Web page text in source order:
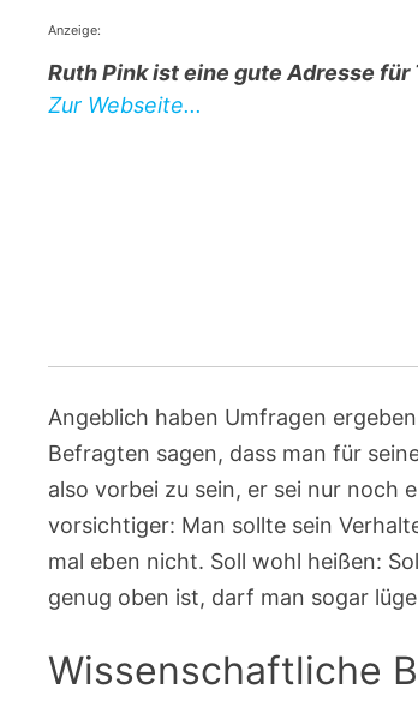
Anzeige:
Ruth Pink ist eine gute Adresse für
Zur Webseite...
Angeblich haben Umfragen
Befragten sagen, dass man für
also vorbei zu sein, er sei nur noch
vorsichtiger: Man sollte sein
mal eben nicht. Soll wohl heißen:
genug oben ist, darf man sogar
Wissenschaftliche